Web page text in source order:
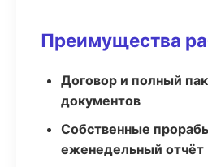
Преимущества
Договор и полный
документов
Собственные
еженедельный отчёт